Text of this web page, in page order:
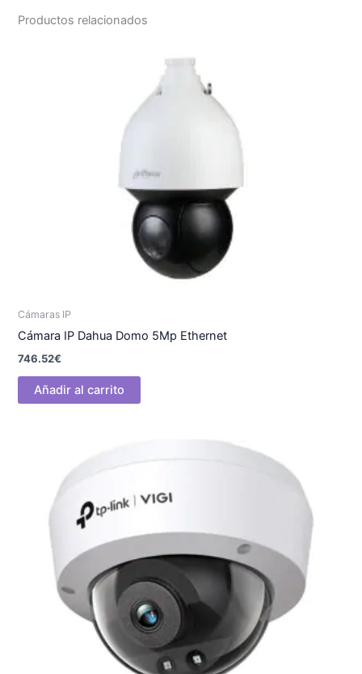
Productos relacionados
Cámaras IP
Cámara IP Dahua Domo 5Mp Ethernet
746.52€
Añadir al carrito